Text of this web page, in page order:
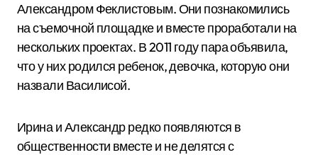
Александром Феклистовым. Они познакомились
на съемочной площадке и вместе проработали на
нескольких проектах. В 2011 году пара объявила,
что у них родился ребенок, девочка, которую они
назвали Василисой.
Ирина и Александр редко появляются в
общественности вместе и не делятся с